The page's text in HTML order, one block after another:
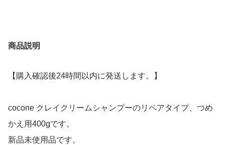
商品説明
【購入確認後24時間以内に発送します。】
cocone クレイクリームシャンプーのリペアタイプ、つめ
かえ用400gです。
新品未使用品です。